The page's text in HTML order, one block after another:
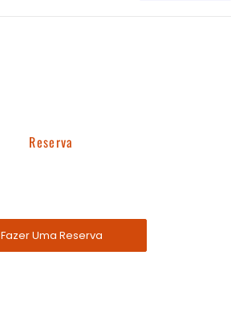
Reserva
Fazer Uma Reserva